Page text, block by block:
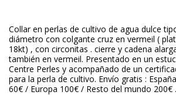
Collar en perlas de cultivo de agua dulce
diámetro con colgante cruz en vermeil (
18kt) , con circonitas . cierre y cadena
también en vermeil. Presentado en un
Centre Perles y acompañado de un
para la perla de cultivo. Envío gratis :
60€ / Europa 100€ / Resto del mundo 200€ .